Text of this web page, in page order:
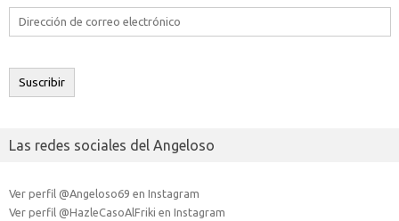
Dirección
electrónico
Suscribir
Las redes sociales del Angeloso
Ver perfil @Angeloso69 en Instagram
Ver perfil @HazleCasoAlFriki en Instagram